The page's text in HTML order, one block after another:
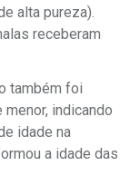
alta pureza).
receberam
também foi
indicando
idade na
a idade das